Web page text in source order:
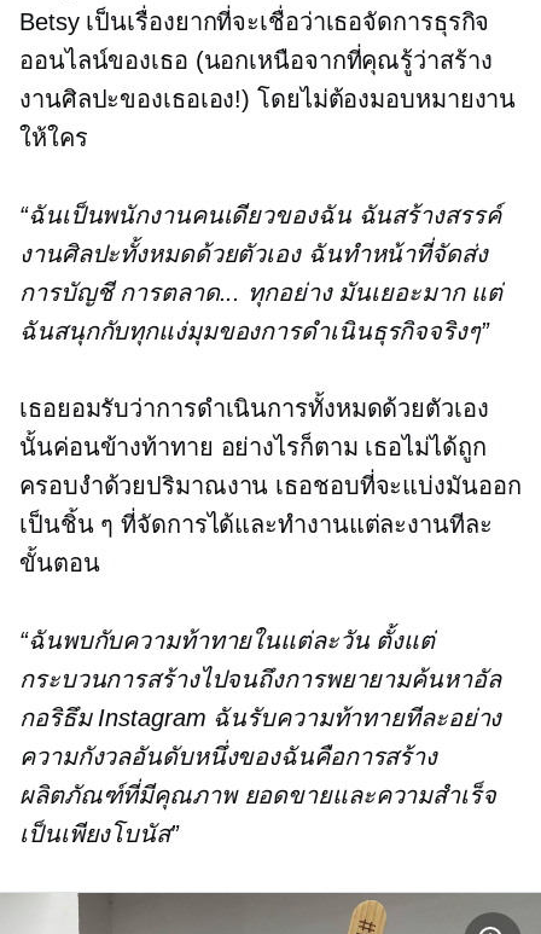
Betsy เป็นเรื่องยากที่จะเชื่อว่าเธอจัดการธุรกิจ
ออนไลน์ของเธอ (นอกเหนือจากที่คุณรู้ว่าสร้าง
งานศิลปะของเธอเอง!) โดยไม่ต้องมอบหมายงาน
ให้ใคร
“ฉันเป็นพนักงานคนเดียวของฉัน ฉันสร้างสรรค์
งานศิลปะทั้งหมดด้วยตัวเอง ฉันทำหน้าที่จัดส่ง
การบัญชี การตลาด... ทุกอย่าง มันเยอะมาก แต่
ฉันสนุกกับทุกแง่มุมของการดำเนินธุรกิจจริงๆ”
เธอยอมรับว่าการดำเนินการทั้งหมดด้วยตัวเอง
นั้นค่อนข้างท้าทาย อย่างไรก็ตาม เธอไม่ได้ถูก
ครอบงำด้วยปริมาณงาน เธอชอบที่จะแบ่งมันออก
เป็นชิ้น ๆ ที่จัดการได้และทำงานแต่ละงานทีละ
ขั้นตอน
“ฉันพบกับความท้าทายในแต่ละวัน ตั้งแต่
กระบวนการสร้างไปจนถึงการพยายามค้นหาอัล
กอริธึม Instagram ฉันรับความท้าทายทีละอย่าง
ความกังวลอันดับหนึ่งของฉันคือการสร้าง
ผลิตภัณฑ์ที่มีคุณภาพ ยอดขายและความสำเร็จ
เป็นเพียงโบนัส”